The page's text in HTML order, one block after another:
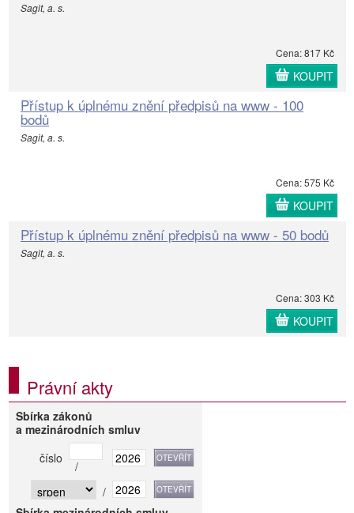
Sagit, a. s.
Cena: 817 Kč
KOUPIT
Přístup k úplnému znění předpisů na www - 100
bodů
Sagit, a. s.
Cena: 575 Kč
KOUPIT
Přístup k úplnému znění předpisů na www - 50 bodů
Sagit, a. s.
Cena: 303 Kč
KOUPIT
Právní akty
Sbírka zákonů
a mezinárodních smluv
číslo
/
/